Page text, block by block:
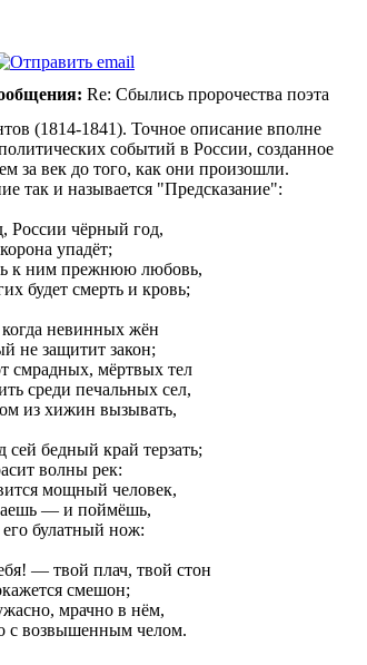
Re: Сбылись пророчества поэта
(1814-1841). Точное описание вполне
событий в России, созданное
за век до того, как они произошли.
так и называется "Предсказание":
России чёрный год,
упадёт;
к ним прежнюю любовь,
будет смерть и кровь;
когда невинных жён
не защитит закон;
смрадных, мёртвых тел
среди печальных сел,
из хижин вызывать,
сей бедный край терзать;
волны рек:
мощный человек,
— и поймёшь,
его булатный нож:
— твой плач, твой стон
смешон;
мрачно в нём,
с возвышенным челом.